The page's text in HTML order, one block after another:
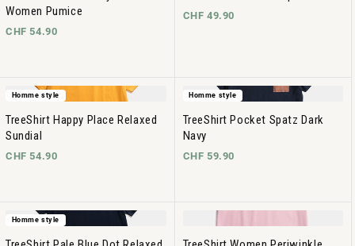
Women Pumice
CHF 54.90
CHF 49.90
Homme style
TreeShirt Happy Place Relaxed
Sundial
CHF 54.90
Homme style
TreeShirt Pocket Spatz Dark
Navy
CHF 59.90
Homme style